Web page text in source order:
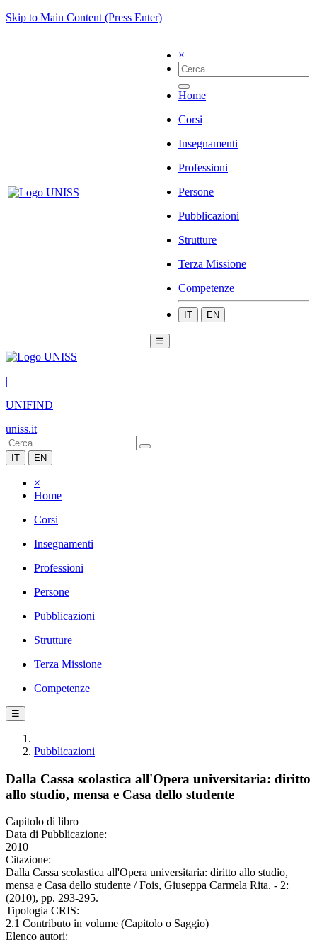
Skip to Main Content (Press Enter)
×
Home
Corsi
Insegnamenti
Professioni
Persone
Pubblicazioni
Strutture
Terza Missione
Competenze
IT EN
☰
|
UNIFIND
uniss.it
IT EN
×
Home
Corsi
Insegnamenti
Professioni
Persone
Pubblicazioni
Strutture
Terza Missione
Competenze
☰
Pubblicazioni
Dalla Cassa scolastica all'Opera universitaria: diritto
allo studio, mensa e Casa dello studente
Capitolo di libro
Data di Pubblicazione:
2010
Citazione:
Dalla Cassa scolastica all'Opera universitaria: diritto allo studio,
mensa e Casa dello studente / Fois, Giuseppa Carmela Rita. - 2:
(2010), pp. 293-295.
Tipologia CRIS:
2.1 Contributo in volume (Capitolo o Saggio)
Elenco autori: